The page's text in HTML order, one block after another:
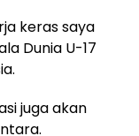
keras saya
Dunia U-17
juga akan